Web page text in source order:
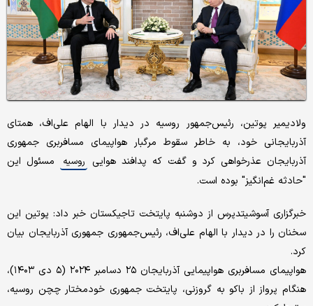
ولادیمیر پوتین، رئیس‌جمهور روسیه در دیدار با الهام علی‌اف، همتای
آذربایجانی خود، به خاطر سقوط مرگبار هواپیمای مسافربری جمهوری
آذربایجان عذرخواهی کرد و گفت که پدافند هوایی
روسیه
مسئول این
"حادثه غم‌انگیز" بوده است.
خبرگزاری آسوشیتدپرس از دوشنبه پایتخت تاجیکستان خبر داد: پوتین این
سخنان را در دیدار با الهام علی‌اف، رئیس‌جمهوری جمهوری آذربایجان بیان
کرد.
هواپیمای مسافربری هواپیمایی آذربایجان ۲۵ دسامبر ۲۰۲۴ (۵ دی ۱۴۰۳)،
هنگام پرواز از باکو به گروزنی، پایتخت جمهوری خودمختار چچن روسیه،